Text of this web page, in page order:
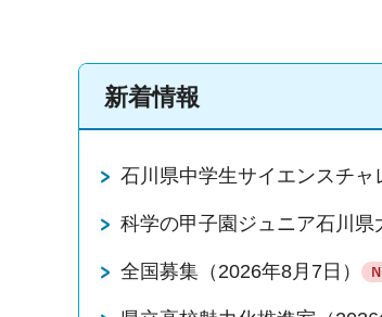
新着情報
石川県中学生サイエンスチャ
科学の甲子園ジュニア石川県
全国募集（2026年8月7日）